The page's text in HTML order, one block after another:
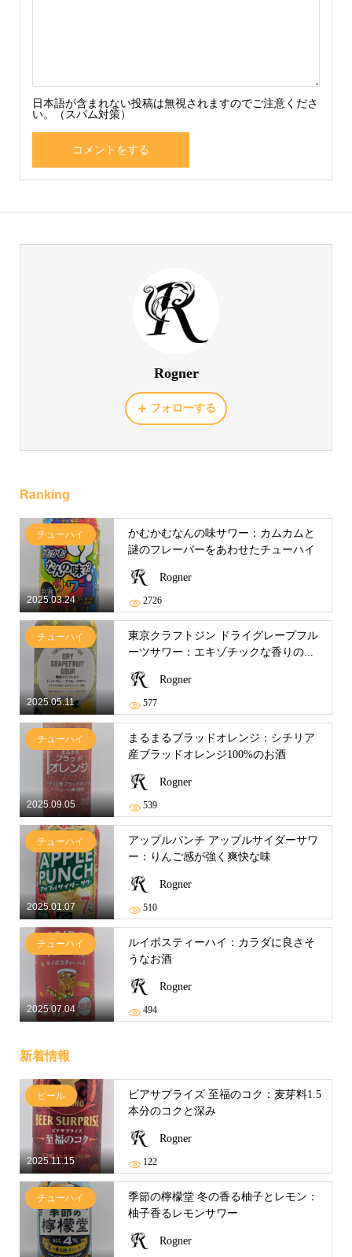
日本語が含まれない投稿は無視されますのでご注意くださ
い。（スパム対策）
Rogner
フォローする
Ranking
2025.03.24
チューハイ
かむかむなんの味サワー：カムカムと
謎のフレーバーをあわせたチューハイ
Rogner
2726
2025.05.11
チューハイ
東京クラフトジン ドライグレープフル
ーツサワー：エキゾチックな香りの...
Rogner
577
2025.09.05
チューハイ
まるまるブラッドオレンジ：シチリア
産ブラッドオレンジ100%のお酒
Rogner
539
2025.01.07
チューハイ
アップルパンチ アップルサイダーサワ
ー：りんご感が強く爽快な味
Rogner
510
2025.07.04
チューハイ
ルイボスティーハイ：カラダに良さそ
うなお酒
Rogner
494
新着情報
2025.11.15
ビール
ビアサプライズ 至福のコク：麦芽料1.5
本分のコクと深み
Rogner
122
チューハイ
季節の檸檬堂 冬の香る柚子とレモン：
柚子香るレモンサワー
Rogner